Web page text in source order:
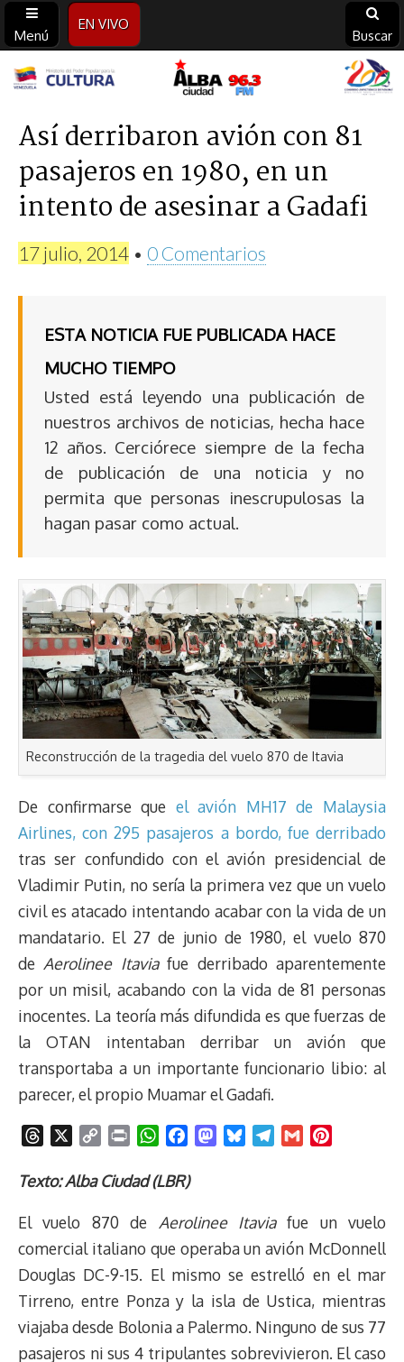
Menú
EN VIVO
Buscar
Alba
Ciudad
96.3
FM
Así derribaron avión con 81
pasajeros en 1980, en un
intento de asesinar a Gadafi
17 julio, 2014 • 0 Comentarios
ESTA NOTICIA FUE PUBLICADA HACE
MUCHO TIEMPO
Usted está leyendo una publicación de
nuestros archivos de noticias, hecha hace
12 años. Cerciórece siempre de la fecha
de publicación de una noticia y no
permita que personas inescrupulosas la
hagan pasar como actual.
Reconstrucción de la tragedia del vuelo 870 de Itavia
De confirmarse que el avión MH17 de Malaysia
Airlines, con 295 pasajeros a bordo, fue derribado
tras ser confundido con el avión presidencial de
Vladimir Putin, no sería la primera vez que un vuelo
civil es atacado intentando acabar con la vida de un
mandatario. El 27 de junio de 1980, el vuelo 870
de Aerolinee Itaviafue derribado aparentemente
por un misil, acabando con la vida de 81 personas
inocentes. La teoría más difundida es que fuerzas de
la OTAN intentaban derribar un avión que
transportaba a un importante funcionario libio: al
parecer, el propio Muamar el Gadafi.
r
a
d
p
L
i
n
k
i
t
W
a
s
A
p
p
c
b
o
o
k
M
o
d
n
s
k
g
r
m
l
e
r
t
Texto: Alba Ciudad (LBR)
El vuelo 870 de Aerolinee Itaviafue un vuelo
comercial italiano que operaba un avión McDonnell
Douglas DC-9-15. El mismo se estrelló en el mar
Tirreno, entre Ponza y la isla de Ustica, mientras
viajaba desde Bolonia a Palermo. Ninguno de sus 77
pasajeros ni sus 4 tripulantes sobrevivieron. El caso